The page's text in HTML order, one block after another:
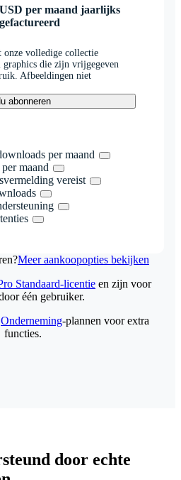
USD per maand jaarlijks
gefactureerd
onze volledige collectie
graphics die zijn vrijgegeven
Afbeeldingen niet
abonneren
per maand
maand
vereist
Meer aankoopopties bekijken
Standaard-licentie en zijn voor
één gebruiker.
Onderneming-plannen voor extra
functies.
door echte